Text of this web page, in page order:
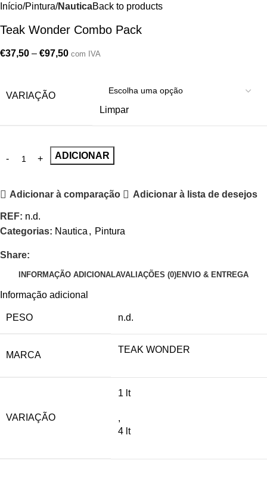
Início Pintura NauticaBack to products
Teak Wonder Combo Pack
€37,50 – €97,50 com IVA
VARIAÇÃO
Limpar
ADICIONAR
Adicionar à comparação Adicionar à lista de desejos
REF: n.d.
Categorias: Nautica , Pintura
Share:
INFORMAÇÃO ADICIONALAVALIAÇÕES (0)ENVIO & ENTREGA
Informação adicional
PESO n.d.
MARCA
TEAK WONDER
VARIAÇÃO
1 lt
,
4 lt